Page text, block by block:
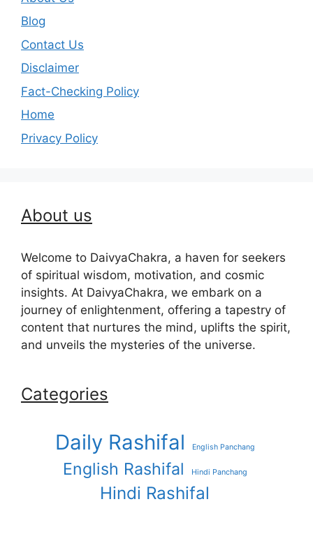
Blog
Contact Us
Disclaimer
Fact-Checking Policy
Home
Privacy Policy
About us
Welcome to DaivyaChakra, a haven for seekers
of spiritual wisdom, motivation, and cosmic
insights. At DaivyaChakra, we embark on a
journey of enlightenment, offering a tapestry of
content that nurtures the mind, uplifts the spirit,
and unveils the mysteries of the universe.
Categories
Daily Rashifal English Panchang
English Rashifal Hindi Panchang
Hindi Rashifal